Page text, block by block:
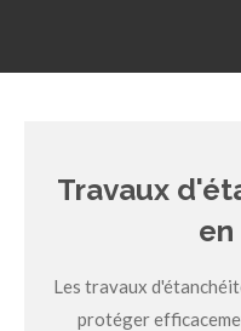
Travaux
Les travaux
protéger